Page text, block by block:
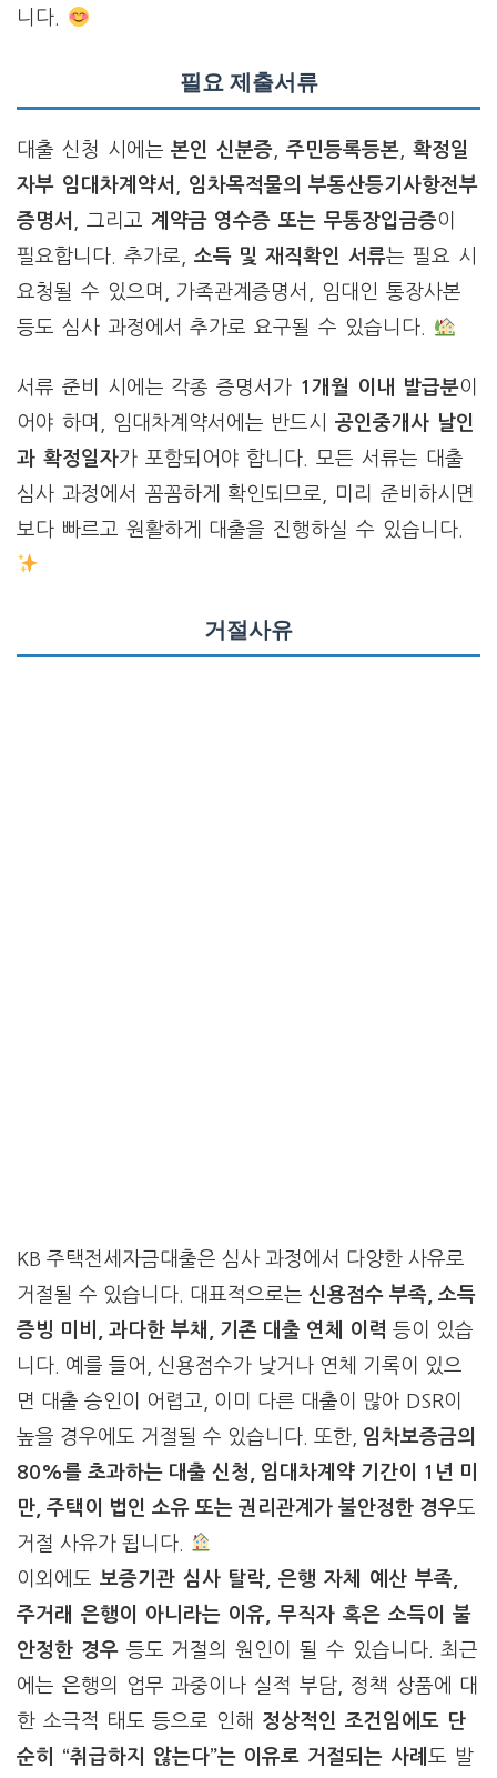
니다.
필요 제출서류
대출 신청 시에는본인 신분증 ,주민등록등본
확정일
자부 임대차계약서
임차목적물의 부동산등기사항전부
증명서
, 그리고 계약금 영수증 또는 무통장입금증이
필요합니다. 추가로, 소득 및 재직확인 서류는 필요 시
요청될 수 있으며, 가족관계증명서, 임대인 통장사본
등도 심사 과정에서 추가로 요구될 수 있습니다.
서류 준비 시에는 각종 증명서가 1개월 이내 발급분이
어야 하며, 임대차계약서에는 반드시공인중개사 날인
과 확정일자가 포함되어야 합니다. 모든 서류는 대출
심사 과정에서 꼼꼼하게 확인되므로, 미리 준비하시면
보다 빠르고 원활하게 대출을 진행하실 수 있습니다.
거절사유
KB 주택전세자금대출은 심사 과정에서 다양한 사유로
거절될 수 있습니다. 대표적으로는 신용점수 부족, 소득
증빙 미비, 과다한 부채, 기존 대출 연체 이력 등이 있습
니다. 예를 들어, 신용점수가 낮거나 연체 기록이 있으
면 대출 승인이 어렵고, 이미 다른 대출이 많아 DSR이
높을 경우에도 거절될 수 있습니다. 또한, 임차보증금의
80%를 초과하는 대출 신청, 임대차계약 기간이 1년 미
만, 주택이 법인 소유 또는 권리관계가 불안정한 경우도
거절 사유가 됩니다.
이외에도 보증기관 심사 탈락, 은행 자체 예산 부족,
주거래 은행이 아니라는 이유, 무직자 혹은 소득이 불
안정한 경우등도 거절의 원인이 될 수 있습니다. 최근
에는 은행의 업무 과중이나 실적 부담, 정책 상품에 대
한 소극적 태도 등으로 인해 정상적인 조건임에도 단
순히 “취급하지 않는다”는 이유로 거절되는 사례 도 발